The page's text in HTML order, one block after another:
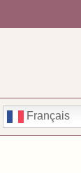
Français